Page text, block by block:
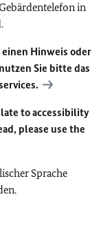
in
Hinweis oder
Sie bitte das
to accessibility
please use the
Sprache